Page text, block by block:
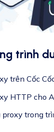
trình
trên Cốc
HTTP cho
trong